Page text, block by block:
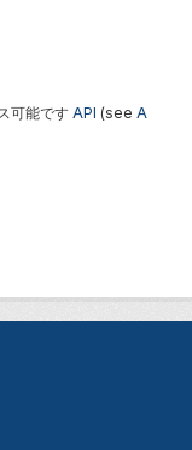
可能です API (see A